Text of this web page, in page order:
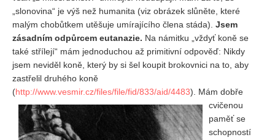
Vydání 1-2/ 2022
Vydání 3-4/ 2022
Vydání 3-4/ 2021
Vydání 2/ 2021
Vydání 1/ 2021
Vydání 3-4/ 2020
Vydání 1-2/ 2020
„slonovina“ je výš než humanita (viz obrázek slůněte, které
malým chobůtkem utěšuje umírajícího člena stáda). Jsem
zásadním odpůrcem eutanazie. Na námitku „vždyť koně se
také střílejí“ mám jednoduchou až primitivní odpověď: Nikdy
jsem neviděl koně, který by si šel koupit brokovnici na to, aby
zastřelil druhého koně
(http://www.vesmir.cz/files/file/fid/833/aid/4483). Mám dobře
cvičenou
paměť se
schopností